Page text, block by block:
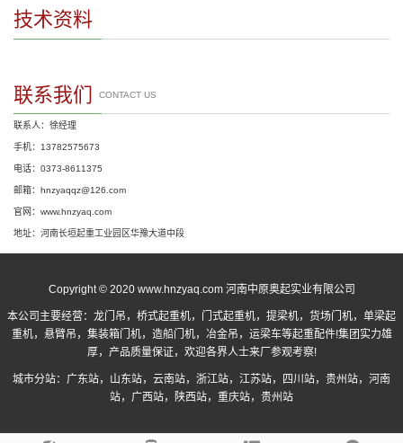
技术资料
联系我们 CONTACT US
联系人：徐经理
手机：13782575673
电话：0373-8611375
邮箱：hnzyaqqz@126.com
官网：www.hnzyaq.com
地址：河南长垣起重工业园区华豫大道中段
Copyright © 2020 www.hnzyaq.com 河南中原奥起实业有限公司
本公司主要经营： 龙门吊 ， 桥式起重机， 门式起重机，提梁机，货场门机，单梁起
重机，悬臂吊，集装箱门机，造船门机，冶金吊，运梁车等起重配件!集团实力雄
厚，产品质量保证，欢迎各界人士来厂参观考察!
城市分站： 广东站， 山东站， 云南站， 浙江站， 江苏站， 四川站， 贵州站， 河南
站， 广西站， 陕西站， 重庆站， 贵州站